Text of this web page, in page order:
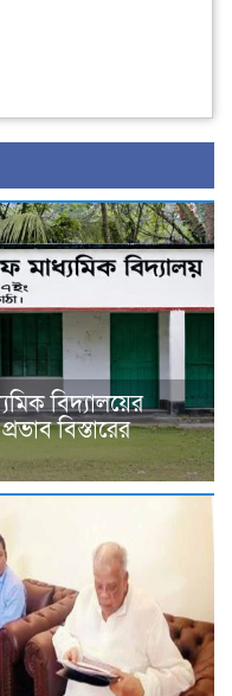
বিদ্যালয়ের
বিস্তারের